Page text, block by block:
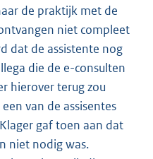
de praktijk met de
niet compleet
dat de assistente nog
die de e-consulten
hierover terug zou
van de assisentes
gaf toen aan dat
niet nodig was.